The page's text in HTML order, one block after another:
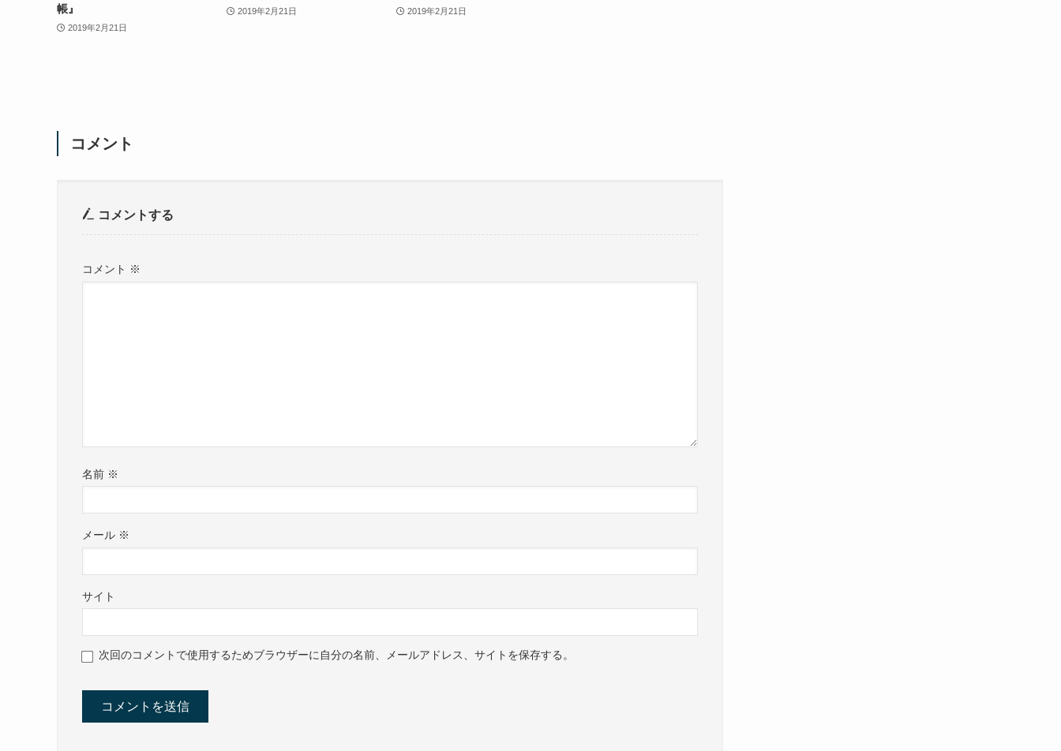
帳』
2019年2月21日
2019年2月21日 2019年2月21日
コメント
コメントする
コメント ※
名前 ※
メール ※
サイト
次回のコメントで使用するためブラウザーに自分の名前、メールアドレス、サイトを保存する。